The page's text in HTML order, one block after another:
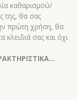
καθαρισμού/
της, θα σας
πρώτη χρήση, θα
κλειδιά σας και όχι